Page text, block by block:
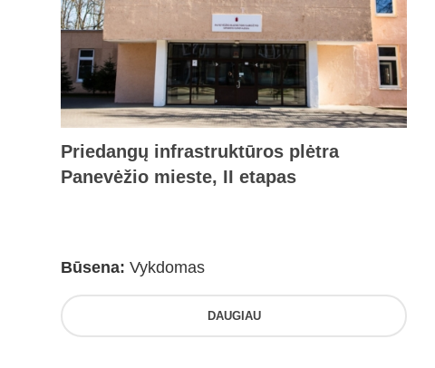
Priedangų infrastruktūros plėtra
Panevėžio mieste, II etapas
Būsena: Vykdomas
DAUGIAU